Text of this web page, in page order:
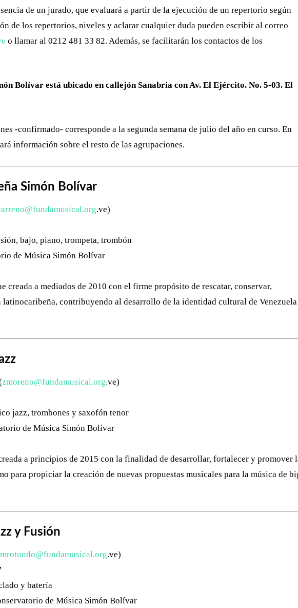
de un jurado, que evaluará a partir de la ejecución de un repertorio según
de los repertorios, niveles y aclarar cualquier duda pueden escribir al correo
o llamar al 0212 481 33 82. Además, se facilitarán los contactos de los
Bolívar está ubicado en callejón Sanabria con Av. El Ejército. No. 5-03. El
-confirmado- corresponde a la segunda semana de julio del año en curso. En
información sobre el resto de las agrupaciones.
Simón Bolívar
.ve)
bajo, piano, trompeta, trombón
de Música Simón Bolívar
creada a mediados de 2010 con el firme propósito de rescatar, conservar,
contribuyendo al desarrollo de la identidad cultural de Venezuela
zmoreno@fundamusical.org.ve)
jazz, trombones y saxofón tenor
de Música Simón Bolívar
a principios de 2015 con la finalidad de desarrollar, fortalecer y promover
para propiciar la creación de nuevas propuestas musicales para la música de
y Fusión
mrotundo@fundamusical.org.ve)
y batería
de Música Simón Bolívar